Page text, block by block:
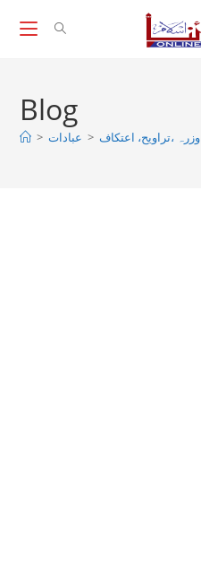
Blog
> عبادات > وزرہ ،تراويح، اعتكاف